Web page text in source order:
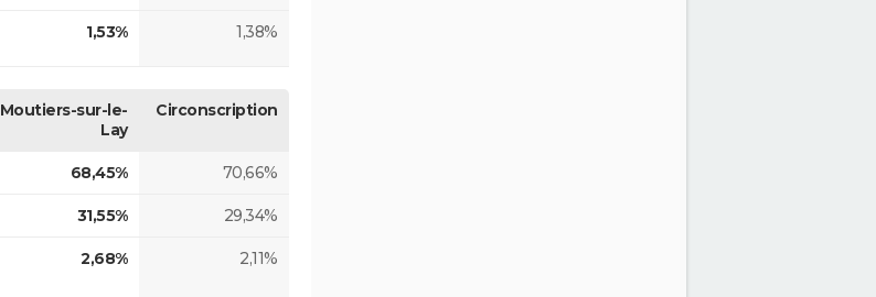
1,53% 1,38%
Moutiers-sur-le-
Lay
Circonscription
68,45% 70,66%
31,55% 29,34%
2,68% 2,11%